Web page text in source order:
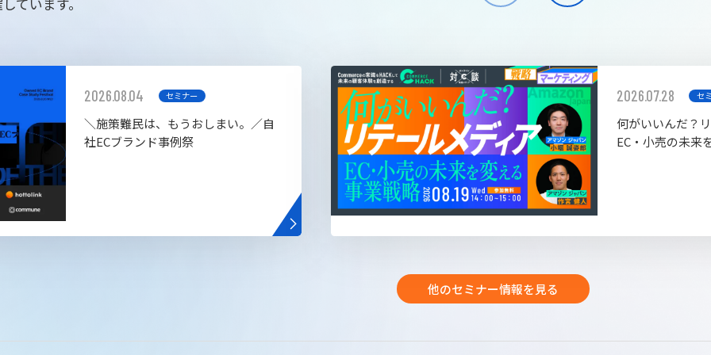
ています。
2026.08.04 セミナー
＼施策難民は、もうおしまい。／自
社ECブランド事例祭
2026.07.28 セ
何がいいんだ？
EC・小売の未来
他のセミナー情報を見る